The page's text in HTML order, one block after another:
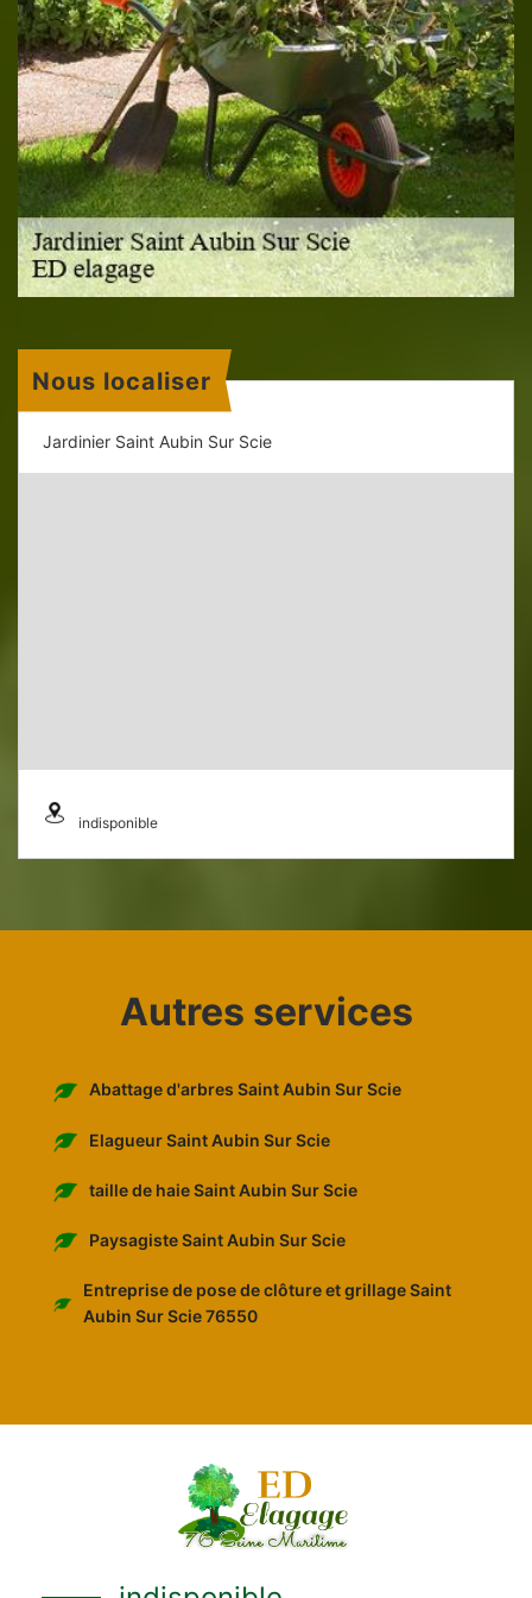
Nous localiser
Jardinier Saint Aubin Sur Scie
indisponible
Autres services
Abattage d'arbres Saint Aubin Sur Scie
Elagueur Saint Aubin Sur Scie
taille de haie Saint Aubin Sur Scie
Paysagiste Saint Aubin Sur Scie
Entreprise de pose de clôture et grillage Saint
Aubin Sur Scie 76550